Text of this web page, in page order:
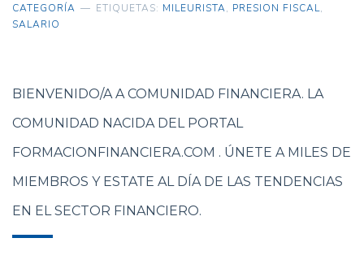
CATEGORÍA
ETIQUETAS: MILEURISTA, PRESION FISCAL,
SALARIO
BIENVENIDO/A A COMUNIDAD FINANCIERA. LA
COMUNIDAD NACIDA DEL PORTAL
FORMACIONFINANCIERA.COM . ÚNETE A MILES DE
MIEMBROS Y ESTATE AL DÍA DE LAS TENDENCIAS
EN EL SECTOR FINANCIERO.